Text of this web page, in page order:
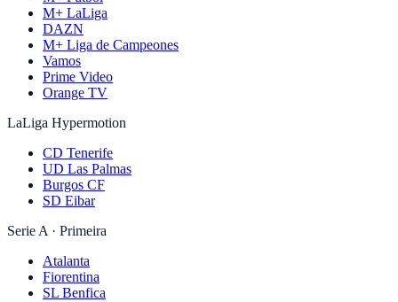
M+ LaLiga
DAZN
M+ Liga de Campeones
Vamos
Prime Video
Orange TV
LaLiga Hypermotion
CD Tenerife
UD Las Palmas
Burgos CF
SD Eibar
Serie A · Primeira
Atalanta
Fiorentina
SL Benfica